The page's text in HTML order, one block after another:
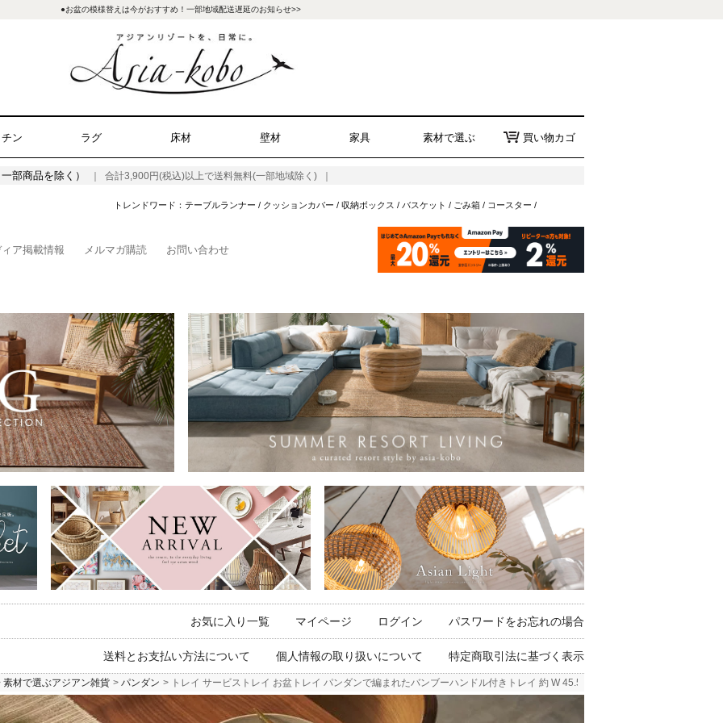
●お盆の模様替えは今がおすすめ！一部地域配送遅延のお知らせ>>
ン ラグ 床材 壁材 家具 素材で選ぶ 買い物カゴ
部商品を除く） ｜ 合計3,900円(税込)以上で送料無料(一部地域除く) ｜
トレンドワード： テーブルランナー / クッションカバー / 収納ボックス / バスケット / ごみ箱/ コースター /
ア掲載情報 メルマガ購読 お問い合わせ
お気に入り一覧 マイページ ログイン パスワードをお忘れの場合
送料とお支払い方法について 個人情報の取り扱いについて 特定商取引法に基づく表示
素材で選ぶアジアン雑貨 パンダン トレイ サービストレイ お盆トレイ パンダンで編まれたバンブーハンドル付きトレイ 約 W 45.5cm D 35cm H 9cm パンダン